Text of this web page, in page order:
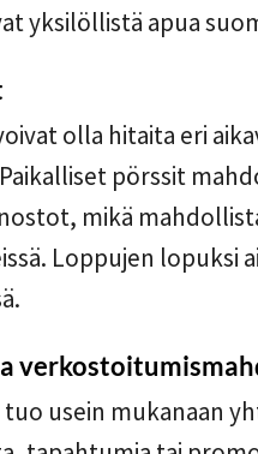
yksilöllistä apua
olla hitaita eri
pörssit
mikä
Loppujen lopuksi
usein mukanaan